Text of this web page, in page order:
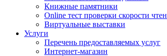
Книжные памятники
Online тест проверки скорости
Виртуальные выставки
Услуги
Перечень предоставляемых услуг
Интернет-магазин